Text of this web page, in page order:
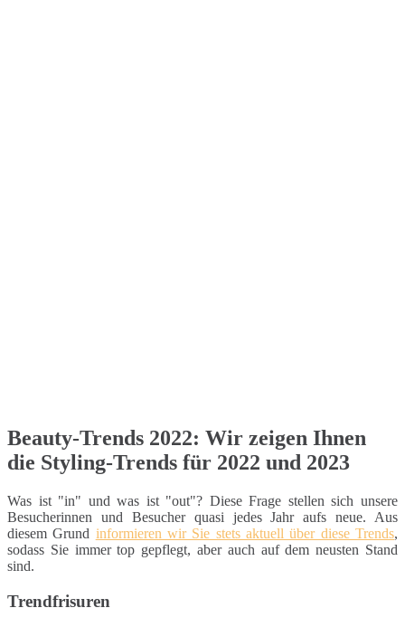
Beauty-Trends 2022: Wir zeigen Ihnen
die Styling-Trends für 2022 und 2023
Was ist "in" und was ist "out"? Diese Frage stellen sich unsere
Besucherinnen und Besucher quasi jedes Jahr aufs neue. Aus
diesem Grund informieren wir Sie stets aktuell über diese Trends,
sodass Sie immer top gepflegt, aber auch auf dem neusten Stand
sind.
Trendfrisuren